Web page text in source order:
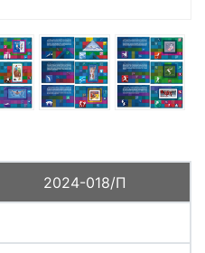
2024-018/П